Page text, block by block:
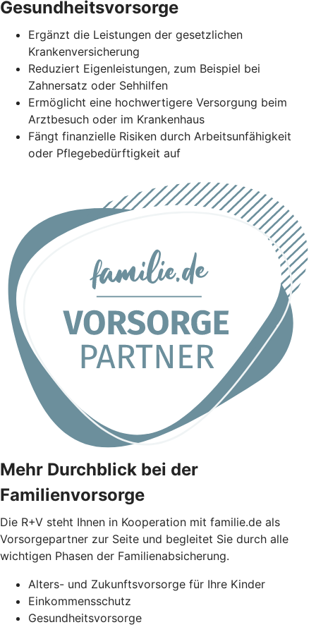
Gesundheitsvorsorge
Ergänzt die Leistungen der gesetzlichen
Krankenversicherung
Reduziert Eigenleistungen, zum Beispiel bei
Zahnersatz oder Sehhilfen
Ermöglicht eine hochwertigere Versorgung beim
Arztbesuch oder im Krankenhaus
Fängt finanzielle Risiken durch Arbeitsunfähigkeit
oder Pflegebedürftigkeit auf
Mehr Durchblick bei der
Familienvorsorge
Die R+V steht Ihnen in Kooperation mit familie.de als
Vorsorgepartner zur Seite und begleitet Sie durch alle
wichtigen Phasen der Familienabsicherung.
Alters- und Zukunftsvorsorge für Ihre Kinder
Einkommensschutz
Gesundheitsvorsorge